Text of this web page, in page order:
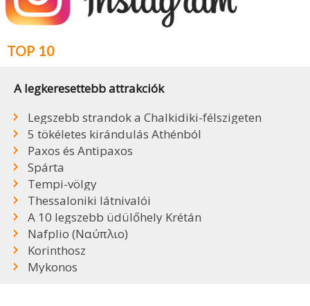
TOP 10
A legkeresettebb attrakciók
Legszebb strandok a Chalkidiki-félszigeten
5 tökéletes kirándulás Athénból
Paxos és Antipaxos
Spárta
Tempi-völgy
Thessaloniki látnivalói
A 10 legszebb üdülőhely Krétán
Nafplio (Ναύπλιο)
Korinthosz
Mykonos